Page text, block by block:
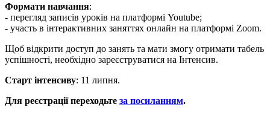
Формати навчання:
- перегляд записів уроків на платформі Youtube;
- участь в інтерактивних заняттях онлайн на платформі Zoom.
Щоб відкрити доступ до занять та мати змогу отримати табель
успішності, необхідно зареєструватися на Інтенсив.
Старт інтенсиву: 11 липня.
Для реєстрації переходьте за посиланням.